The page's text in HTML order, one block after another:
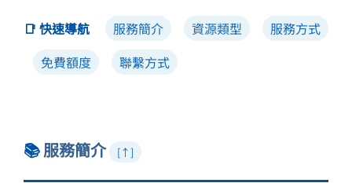
📑 快速導航 服務簡介 資源類型
服務方式
免費額度
聯繫方式
📚服務簡介 [↑]